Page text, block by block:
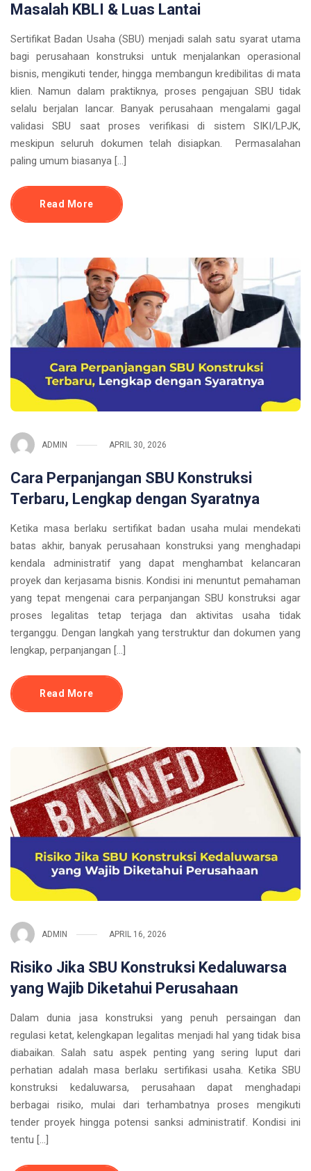
Masalah KBLI & Luas Lantai
Sertifikat Badan Usaha (SBU) menjadi salah satu syarat utama
bagi perusahaan konstruksi untuk menjalankan operasional
bisnis, mengikuti tender, hingga membangun kredibilitas di mata
klien. Namun dalam praktiknya, proses pengajuan SBU tidak
selalu berjalan lancar. Banyak perusahaan mengalami gagal
validasi SBU saat proses verifikasi di sistem SIKI/LPJK,
meskipun seluruh dokumen telah disiapkan. Permasalahan
paling umum biasanya […]
Read More
ADMIN APRIL 30, 2026
Cara Perpanjangan SBU Konstruksi
Terbaru, Lengkap dengan Syaratnya
Ketika masa berlaku sertifikat badan usaha mulai mendekati
batas akhir, banyak perusahaan konstruksi yang menghadapi
kendala administratif yang dapat menghambat kelancaran
proyek dan kerjasama bisnis. Kondisi ini menuntut pemahaman
yang tepat mengenai cara perpanjangan SBU konstruksi agar
proses legalitas tetap terjaga dan aktivitas usaha tidak
terganggu. Dengan langkah yang terstruktur dan dokumen yang
lengkap, perpanjangan […]
Read More
ADMIN APRIL 16, 2026
Risiko Jika SBU Konstruksi Kedaluwarsa
yang Wajib Diketahui Perusahaan
Dalam dunia jasa konstruksi yang penuh persaingan dan
regulasi ketat, kelengkapan legalitas menjadi hal yang tidak bisa
diabaikan. Salah satu aspek penting yang sering luput dari
perhatian adalah masa berlaku sertifikasi usaha. Ketika SBU
konstruksi kedaluwarsa, perusahaan dapat menghadapi
berbagai risiko, mulai dari terhambatnya proses mengikuti
tender proyek hingga potensi sanksi administratif. Kondisi ini
tentu […]